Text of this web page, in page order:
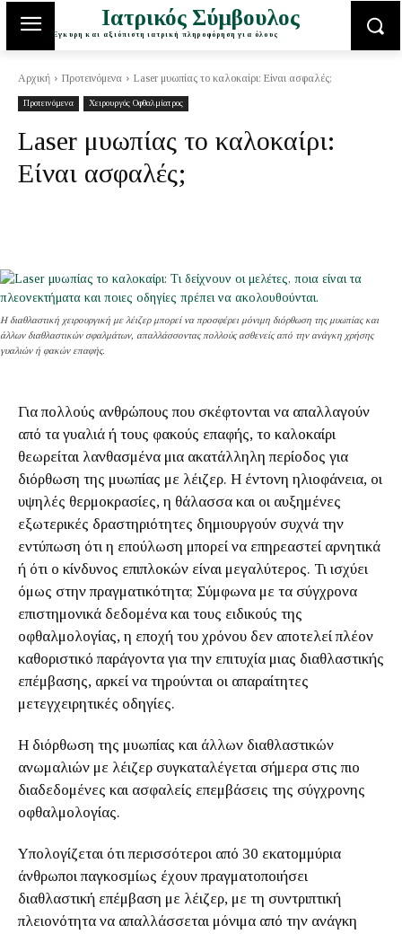
Ιατρικός Σύμβουλος
Έγκυρη και αξιόπιστη ιατρική πληροφόρηση για όλους
Αρχική Προτεινόμενα Laser μυωπίας το καλοκαίρι: Είναι ασφαλές;
Προτεινόμενα Χειρουργός Οφθαλμίατρος
Laser μυωπίας το καλοκαίρι:
Είναι ασφαλές;
Η διαθλαστική χειρουργική με λέιζερ μπορεί να προσφέρει μόνιμη διόρθωση της μυωπίας και
άλλων διαθλαστικών σφαλμάτων, απαλλάσσοντας πολλούς ασθενείς από την ανάγκη χρήσης
γυαλιών ή φακών επαφής.
Για πολλούς ανθρώπους που σκέφτονται να απαλλαγούν
από τα γυαλιά ή τους φακούς επαφής, το καλοκαίρι
θεωρείται λανθασμένα μια ακατάλληλη περίοδος για
διόρθωση της μυωπίας με λέιζερ. Η έντονη ηλιοφάνεια, οι
υψηλές θερμοκρασίες, η θάλασσα και οι αυξημένες
εξωτερικές δραστηριότητες δημιουργούν συχνά την
εντύπωση ότι η επούλωση μπορεί να επηρεαστεί αρνητικά
ή ότι ο κίνδυνος επιπλοκών είναι μεγαλύτερος. Τι ισχύει
όμως στην πραγματικότητα; Σύμφωνα με τα σύγχρονα
επιστημονικά δεδομένα και τους ειδικούς της
οφθαλμολογίας, η εποχή του χρόνου δεν αποτελεί πλέον
καθοριστικό παράγοντα για την επιτυχία μιας διαθλαστικής
επέμβασης, αρκεί να τηρούνται οι απαραίτητες
μετεγχειρητικές οδηγίες.
Η διόρθωση της μυωπίας και άλλων διαθλαστικών
ανωμαλιών με λέιζερ συγκαταλέγεται σήμερα στις πιο
διαδεδομένες και ασφαλείς επεμβάσεις της σύγχρονης
οφθαλμολογίας.
Υπολογίζεται ότι περισσότεροι από 30 εκατομμύρια
άνθρωποι παγκοσμίως έχουν πραγματοποιήσει
διαθλαστική επέμβαση με λέιζερ, με τη συντριπτική
πλειονότητα να απαλλάσσεται μόνιμα από την ανάγκη